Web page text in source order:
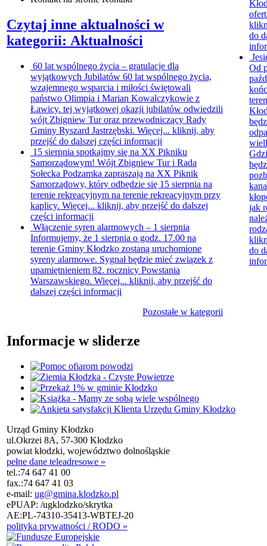
Czytaj inne aktualności w
kategorii: Aktualności
60 lat wspólnego życia – gratulacje dla
wyjątkowych Jubilatów 60 lat wspólnego życia,
wzajemnego wsparcia i miłości świętowali
państwo Olimpia i Marian Kowalczykowie z
Ławicy. tej wyjątkowej okazji jubilatów odwiedzili
wójt Zbigniew Tur oraz przewodniczący Rady
Gminy Ryszard Jastrzębski. Więcej... kliknij, aby
przejść do dalszej części informacji
15 sierpnia spotkajmy się na XX Pikniku
Samorządowym! Wójt Zbigniew Tur i Rada
Sołecka Podzamka zapraszają na XX Piknik
Samorządowy, który odbędzie się 15 sierpnia na
terenie rekreacyjnym na terenie rekreacyjnym przy
kaplicy. Więcej... kliknij, aby przejść do dalszej
części informacji
Włączenie syren alarmowych – 1 sierpnia
Informujemy, że 1 sierpnia o godz. 17.00 na
terenie Gminy Kłodzko zostaną uruchomione
syreny alarmowe. Sygnał będzie mieć związek z
upamiętnieniem 82. rocznicy Powstania
Warszawskiego. Więcej... kliknij, aby przejść do
dalszej części informacji
Pozostałe w kategorii
do
Od
jak
do
Informacje w sliderze
Urząd Gminy Kłodzko
ul.Okrzei 8A, 57-300 Kłodzko
powiat kłodzki, województwo dolnośląskie
pełne dane teleadresowe »
tel.:74 647 41 00
fax.:74 647 41 03
e-mail: ug@gmina.klodzko.pl
ePUAP: /ugklodzko/skrytka
AE:PL-74310-35413-WBTEJ-20
polityka prywatności / RODO »